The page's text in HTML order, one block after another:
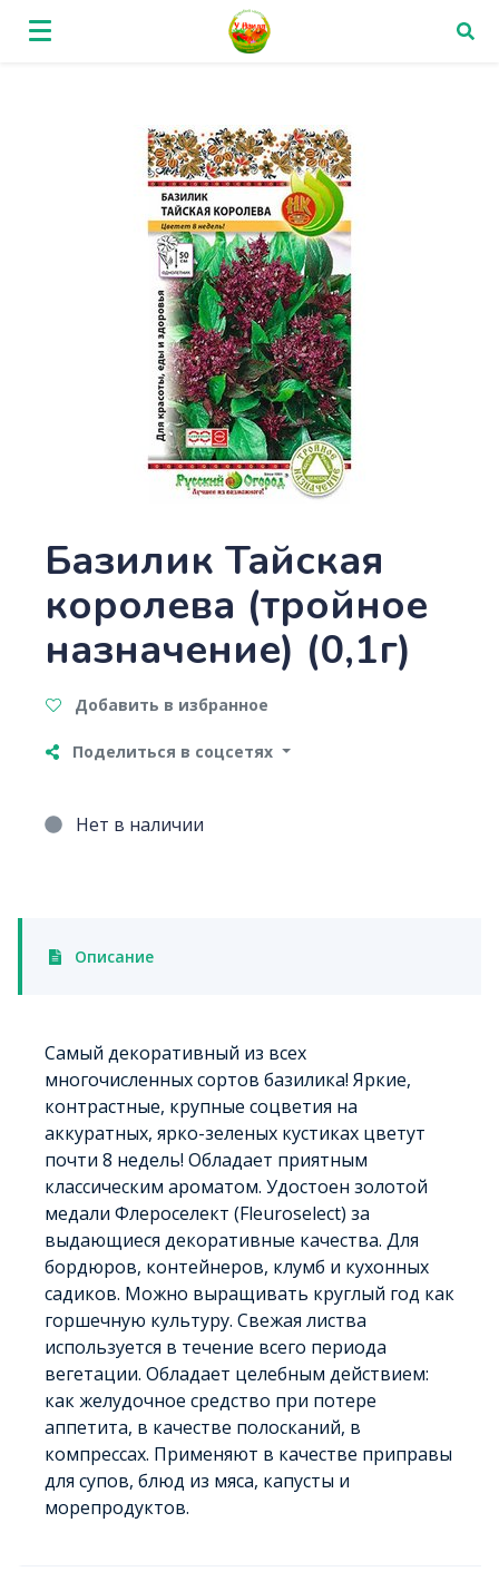
Базилик Тайская
королева (тройное
назначение) (0,1г)
Добавить в избранное
Поделиться в соцсетях
Нет в наличии
Описание
Самый декоративный из всех
многочисленных сортов базилика! Яркие,
контрастные, крупные соцветия на
аккуратных, ярко-зеленых кустиках цветут
почти 8 недель! Обладает приятным
классическим ароматом. Удостоен золотой
медали Флероселект (Fleuroselect) за
выдающиеся декоративные качества. Для
бордюров, контейнеров, клумб и кухонных
садиков. Можно выращивать круглый год как
горшечную культуру. Свежая листва
используется в течение всего периода
вегетации. Обладает целебным действием:
как желудочное средство при потере
аппетита, в качестве полосканий, в
компрессах. Применяют в качестве приправы
для супов, блюд из мяса, капусты и
морепродуктов.